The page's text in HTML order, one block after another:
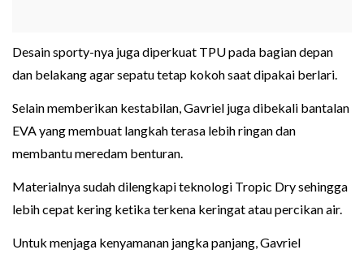
Desain sporty-nya juga diperkuat TPU pada bagian depan
dan belakang agar sepatu tetap kokoh saat dipakai berlari.
Selain memberikan kestabilan, Gavriel juga dibekali bantalan
EVA yang membuat langkah terasa lebih ringan dan
membantu meredam benturan.
Materialnya sudah dilengkapi teknologi Tropic Dry sehingga
lebih cepat kering ketika terkena keringat atau percikan air.
Untuk menjaga kenyamanan jangka panjang, Gavriel